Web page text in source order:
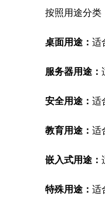
按照用途分类
桌面用途： 适
服务器用途：
安全用途： 适
教育用途： 适
嵌入式用途：
特殊用途： 适